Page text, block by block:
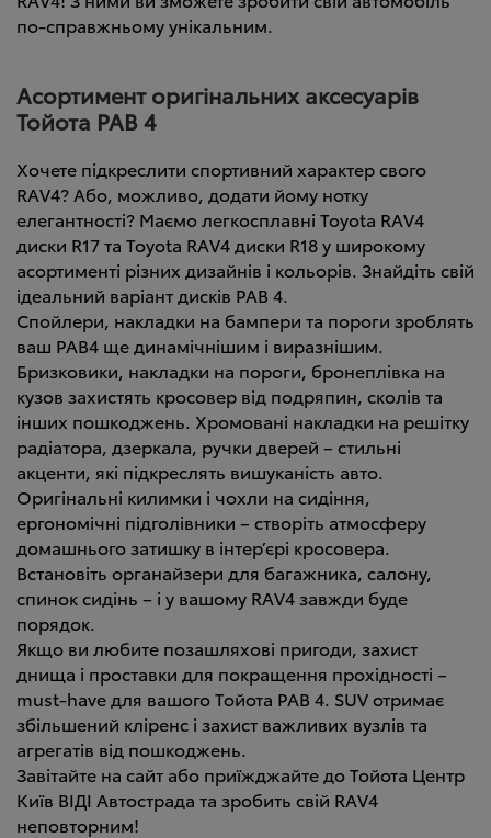
по-справжньому унікальним.
Асортимент оригінальних аксесуарів
Тойота РАВ 4
Хочете підкреслити спортивний характер свого
RAV4? Або, можливо, додати йому нотку
елегантності? Маємо легкосплавні Toyota RAV4
диски R17 та Toyota RAV4 диски R18 у широкому
асортименті різних дизайнів і кольорів. Знайдіть свій
ідеальний варіант дисків РАВ 4.
Спойлери, накладки на бампери та пороги зроблять
ваш РАВ4 ще динамічнішим і виразнішим.
Бризковики, накладки на пороги, бронеплівка на
кузов захистять кросовер від подряпин, сколів та
інших пошкоджень. Хромовані накладки на решітку
радіатора, дзеркала, ручки дверей – стильні
акценти, які підкреслять вишуканість авто.
Оригінальні килимки і чохли на сидіння,
ергономічні підголівники – створіть атмосферу
домашнього затишку в інтер’єрі кросовера.
Встановіть органайзери для багажника, салону,
спинок сидінь – і у вашому RAV4 завжди буде
порядок.
Якщо ви любите позашляхові пригоди, захист
днища і проставки для покращення прохідності –
must-have для вашого Тойота РАВ 4. SUV отримає
збільшений кліренс і захист важливих вузлів та
агрегатів від пошкоджень.
Завітайте на сайт або приїжджайте до Тойота Центр
Київ ВІДІ Автострада та зробить свій RAV4
неповторним!